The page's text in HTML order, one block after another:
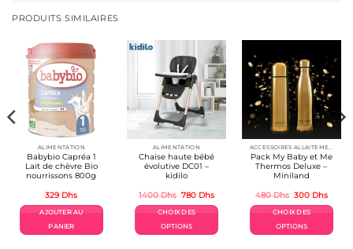
PRODUITS SIMILAIRES
ALIMENTATION
Babybio Capréa 1
Lait de chèvre Bio
nourrissons 800g
329 Dhs
AJOUTER AU
PANIER
ALIMENTATION
Chaise haute bébé
évolutive DC01 –
kidilo
1400Dhs Le
initial
était :
1400 Dhs.
780 DhsLe
actuel
CHOIX DES
OPTIONS
ACCESSOIRES ALLAITEMENT / REPAS
Pack My Baby et Me
Thermos Deluxe –
Miniland
480Dhs Le
initial
était :
480 Dhs.
300 DhsLe
actuel
CHOIX DES
OPTIONS